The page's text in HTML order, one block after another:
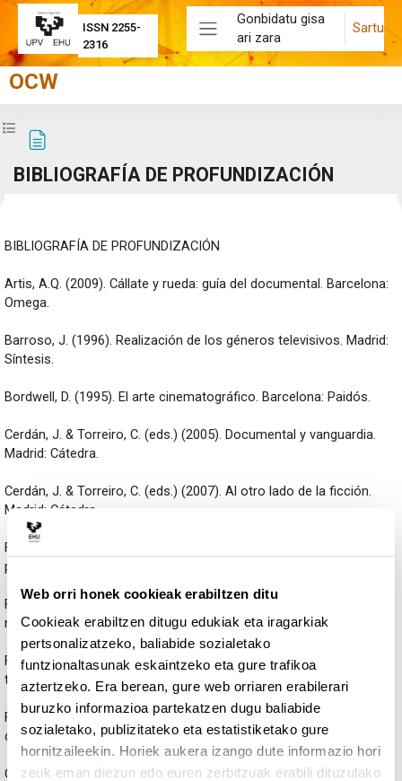
Web orri honek cookieak erabiltzen ditu
Cookieak erabiltzen ditugu edukiak eta iragarkiak
pertsonalizatzeko, baliabide sozialetako
funtzionaltasunak eskaintzeko eta gure trafikoa
aztertzeko. Era berean, gure web orriaren erabilerari
buruzko informazioa partekatzen dugu baliabide
sozialetako, publizitateko eta estatistiketako gure
hornitzaileekin. Horiek aukera izango dute informazio hori
zeuk eman diezun edo euren zerbitzuak erabili dituzulako
ISSN 2255-
2316
Alboko panela
Gonbidatu gisa
ari zara
Sartu
Joan eduki nagusira zuzenean
OCW
Zabaldu ikastaroaren aurkibidea
BIBLIOGRAFÍA DE PROFUNDIZACIÓN
BIBLIOGRAFÍA DE PROFUNDIZACIÓN
Artis, A.Q. (2009). Cállate y rueda: guía del documental. Barcelona:
Omega.
Barroso, J. (1996). Realización de los géneros televisivos. Madrid:
Síntesis.
Bordwell, D. (1995). El arte cinematográfico. Barcelona: Paidós.
Cerdán, J. & Torreiro, C. (eds.) (2005). Documental y vanguardia.
Madrid: Cátedra.
Cerdán, J. & Torreiro, C. (eds.) (2007). Al otro lado de la ficción.
Madrid: Cátedra.
Fernández, F. & Martínez, J. (1994). La dirección de producción
para cine y televisión. Barcelona: Paidós.
Fernández, F. & Martínez, J. (1999). Manual básico de lenguaje y
narrativa audiovisual. Barcelona: Paidós.
Francés, M. (2011). Contenidos y formatos de calidad en la nueva
televisión. Madrid: IORTV.
Francés, M. (2003). La producción de documentales en la era
digital: modalidades, historia y multidifusión. Madrid: Cátedra.
Gómez, M. (2008). Quiero hacer un documental. Madrid: Rialp.